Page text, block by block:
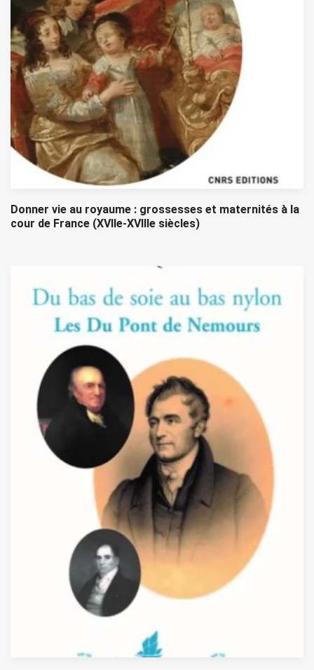
Donner vie au royaume : grossesses et maternités à la
cour de France (XVIIe-XVIIIe siècles)